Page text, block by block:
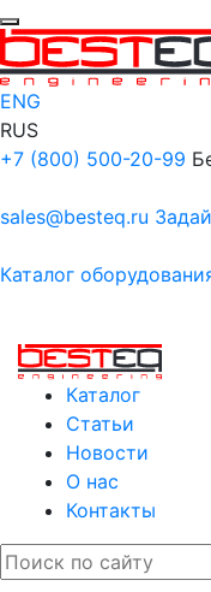
ENG
RUS
+7 (800) 500-20-99
sales@besteq.ru
Каталог
Каталог
Статьи
Новости
О нас
Контакты